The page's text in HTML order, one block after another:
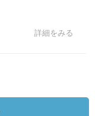
詳細をみる